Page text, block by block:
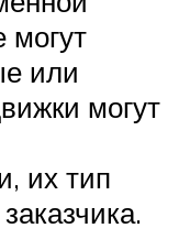
могут
или
могут
их тип